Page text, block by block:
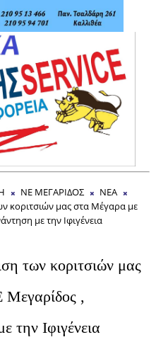
ΝΕ ΜΕΓΑΡΙΔΟΣ
NEA
κοριτσιών μας στα Μέγαρα με
με την Ιφιγένεια
των κοριτσιών μας
,
την Ιφιγένεια